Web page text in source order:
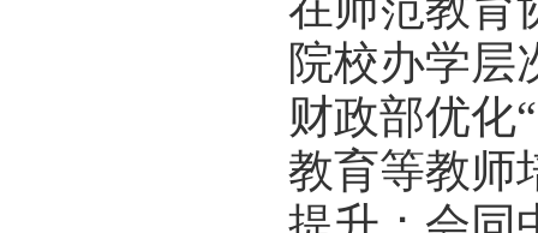
院校办学层
财政部优化
教育等教师